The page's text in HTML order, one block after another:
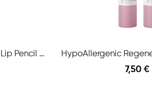
Hypoallergenic Long Wear Lip Pencil N.04... HypoAllergenic
7,50 €